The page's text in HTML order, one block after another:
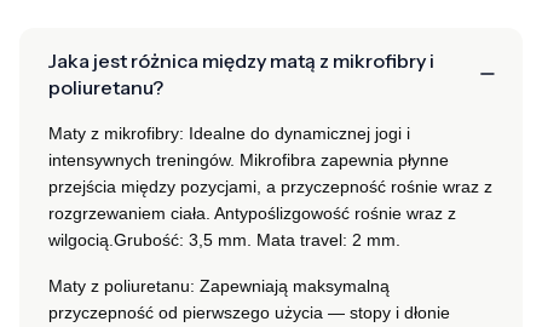
Jaka jest różnica między matą z mikrofibry i
poliuretanu?
Maty z mikrofibry: Idealne do dynamicznej jogi i
intensywnych treningów. Mikrofibra zapewnia płynne
przejścia między pozycjami, a przyczepność rośnie wraz z
rozgrzewaniem ciała. Antypoślizgowość rośnie wraz z
wilgocią. Grubość: 3,5 mm. Mata travel: 2 mm.
Maty z poliuretanu: Zapewniają maksymalną
przyczepność od pierwszego użycia — stopy i dłonie